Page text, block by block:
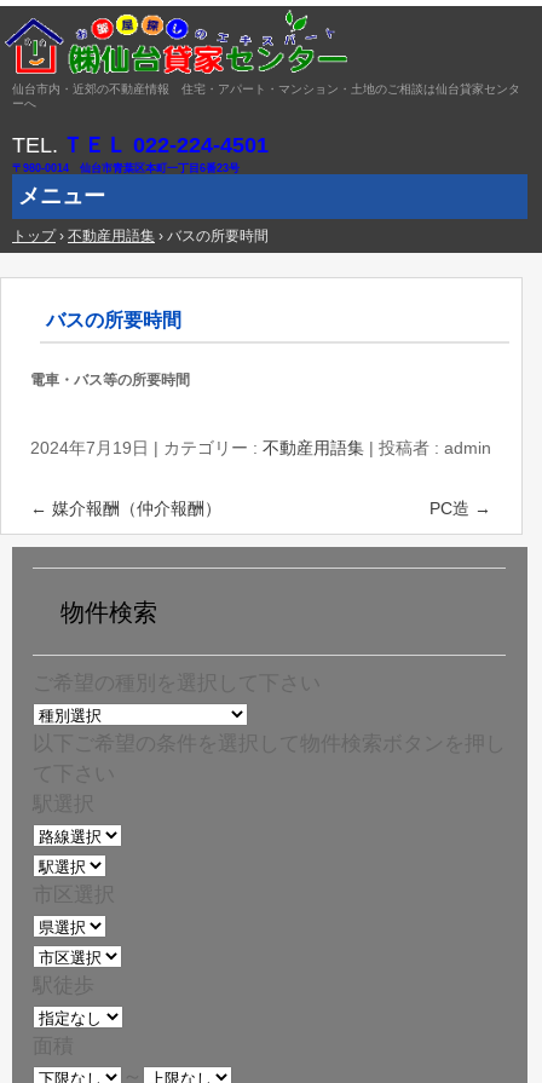
仙台市内・近郊の不動産情報 住宅・アパート・マンション・土地のご相談は仙台貸家センタ
ーへ
TEL. ＴＥＬ 022-224-4501
〒980-0014 仙台市青葉区本町一丁目6番23号
メニュー
コ
ン
キ
ッ
トップ › 不動産用語集 › バスの所要時間
バスの所要時間
電車・バス等の所要時間
2024年7月19日 | カテゴリー :不動産用語集 |投稿者 : admin
← 媒介報酬（仲介報酬） PC造 →
物件検索